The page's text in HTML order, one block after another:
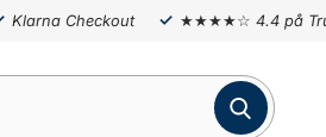
Klarna Checkout ★★★★☆ 4.4 på